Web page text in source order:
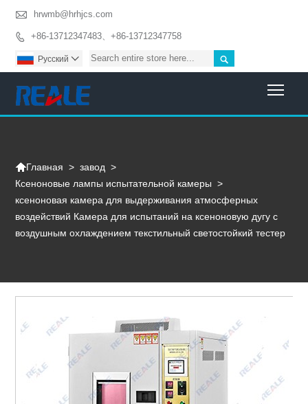
 hrwmb@hrhjcs.com
 +86-13712347483、+86-13712347758

Pусский 
Главная > завод >
Ксеноновые лампы испытательной камеры >
ксеноновая камера для выдерживания атмосферных
воздействий Камера для испытаний на ксеноновую дугу с
воздушным охлаждением текстильный светостойкий тестер